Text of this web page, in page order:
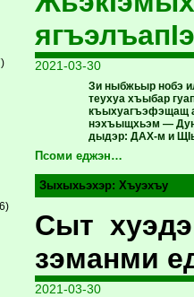
2021-03-30
Зи ныбжьыр нобэ
теухуа хъыбар
къыхуагъэфэщащ
нэхъыщхьэм —
дыдэр: ДАХ-м и
Псоми еджэн…
Зыхыхьэхэр:Хъуэхъу
Сыт
зэманми
2021-03-30